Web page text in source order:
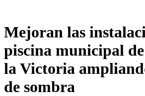
Mejoran las
piscina municipal
la Victoria
de sombra